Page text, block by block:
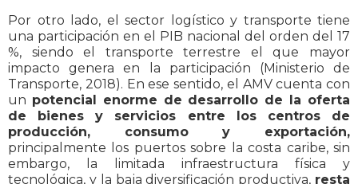
Por otro lado, el sector logístico y transporte tiene
una participación en el PIB nacional del orden del 17
%, siendo el transporte terrestre el que mayor
impacto genera en la participación (Ministerio de
Transporte, 2018). En ese sentido, el AMV cuenta con
un potencial enorme de desarrollo de la oferta
de bienes y servicios entre los centros de
producción, consumo y exportación,
principalmente los puertos sobre la costa caribe, sin
embargo, la limitada infraestructura física y
tecnológica, y la baja diversificación productiva, resta